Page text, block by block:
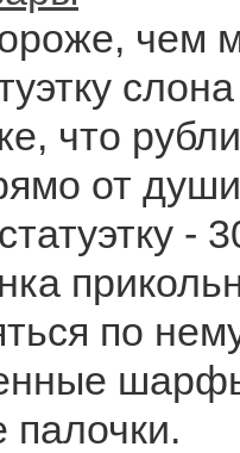
чем
что
от
-
по
палочки.